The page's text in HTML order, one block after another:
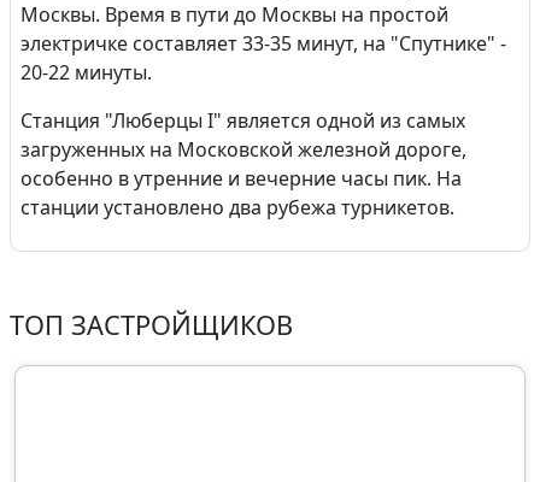
Москвы. Время в пути до Москвы на простой
электричке составляет 33-35 минут, на "Спутнике" -
20-22 минуты.
Станция "Люберцы I" является одной из самых
загруженных на Московской железной дороге,
особенно в утренние и вечерние часы пик. На
станции установлено два рубежа турникетов.
ТОП ЗАСТРОЙЩИКОВ